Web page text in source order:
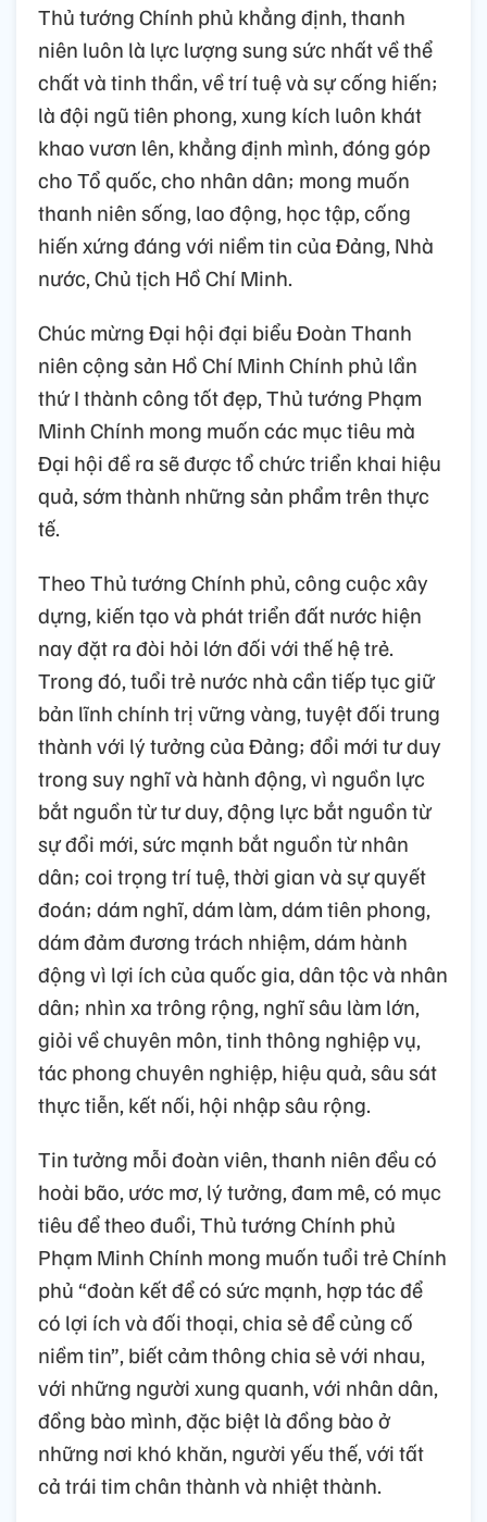
Thủ tướng Chính phủ khẳng định, thanh
niên luôn là lực lượng sung sức nhất về thể
chất và tinh thần, về trí tuệ và sự cống hiến;
là đội ngũ tiên phong, xung kích luôn khát
khao vươn lên, khẳng định mình, đóng góp
cho Tổ quốc, cho nhân dân; mong muốn
thanh niên sống, lao động, học tập, cống
hiến xứng đáng với niềm tin của Đảng, Nhà
nước, Chủ tịch Hồ Chí Minh.
Chúc mừng Đại hội đại biểu Đoàn Thanh
niên cộng sản Hồ Chí Minh Chính phủ lần
thứ I thành công tốt đẹp, Thủ tướng Phạm
Minh Chính mong muốn các mục tiêu mà
Đại hội đề ra sẽ được tổ chức triển khai hiệu
quả, sớm thành những sản phẩm trên thực
tế.
Theo Thủ tướng Chính phủ, công cuộc xây
dựng, kiến tạo và phát triển đất nước hiện
nay đặt ra đòi hỏi lớn đối với thế hệ trẻ.
Trong đó, tuổi trẻ nước nhà cần tiếp tục giữ
bản lĩnh chính trị vững vàng, tuyệt đối trung
thành với lý tưởng của Đảng; đổi mới tư duy
trong suy nghĩ và hành động, vì nguồn lực
bắt nguồn từ tư duy, động lực bắt nguồn từ
sự đổi mới, sức mạnh bắt nguồn từ nhân
dân; coi trọng trí tuệ, thời gian và sự quyết
đoán; dám nghĩ, dám làm, dám tiên phong,
dám đảm đương trách nhiệm, dám hành
động vì lợi ích của quốc gia, dân tộc và nhân
dân; nhìn xa trông rộng, nghĩ sâu làm lớn,
giỏi về chuyên môn, tinh thông nghiệp vụ,
tác phong chuyên nghiệp, hiệu quả, sâu sát
thực tiễn, kết nối, hội nhập sâu rộng.
Tin tưởng mỗi đoàn viên, thanh niên đều có
hoài bão, ước mơ, lý tưởng, đam mê, có mục
tiêu để theo đuổi, Thủ tướng Chính phủ
Phạm Minh Chính mong muốn tuổi trẻ Chính
phủ “đoàn kết để có sức mạnh, hợp tác để
có lợi ích và đối thoại, chia sẻ để củng cố
niềm tin”, biết cảm thông chia sẻ với nhau,
với những người xung quanh, với nhân dân,
đồng bào mình, đặc biệt là đồng bào ở
những nơi khó khăn, người yếu thế, với tất
cả trái tim chân thành và nhiệt thành.